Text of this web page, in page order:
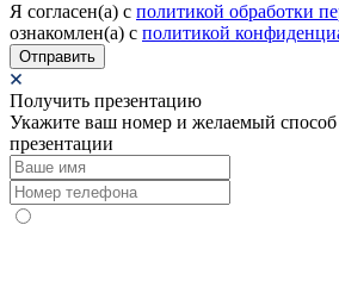
Я согласен(а) c политикой обработки
ознакомлен(а) с политикой
Отправить
Получить презентацию
Укажите ваш номер и желаемый способ
презентации